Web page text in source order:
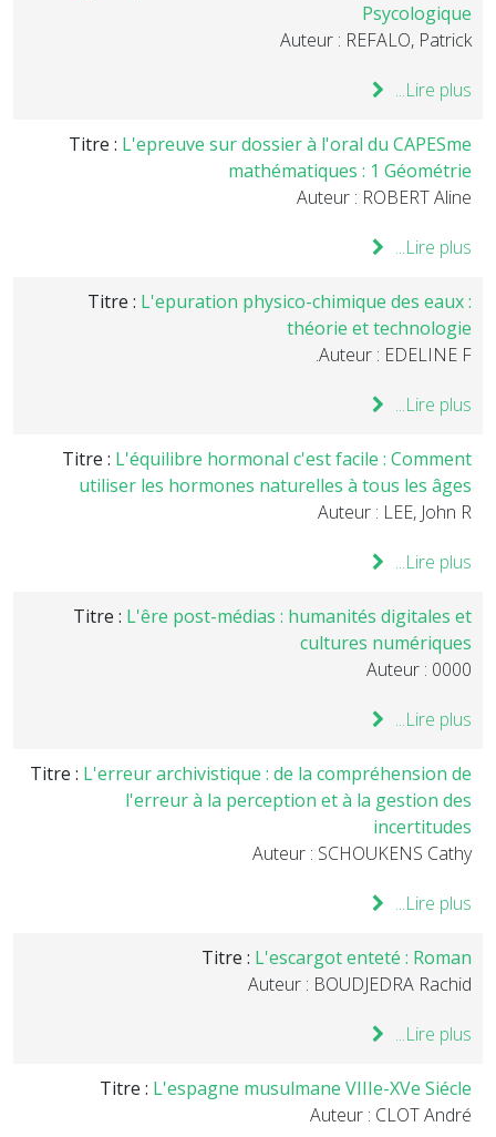
Psycologique
Auteur : REFALO, Patrick
Lire plus...
Titre : L'epreuve sur dossier à l'oral du CAPESme
mathématiques : 1 Géométrie
Auteur : ROBERT Aline
Lire plus...
Titre : L'epuration physico-chimique des eaux :
théorie et technologie
Auteur : EDELINE F.
Lire plus...
Titre : L'équilibre hormonal c'est facile : Comment
utiliser les hormones naturelles à tous les âges
Auteur : LEE, John R
Lire plus...
Titre : L'êre post-médias : humanités digitales et
cultures numériques
Auteur : 0000
Lire plus...
Titre : L'erreur archivistique : de la compréhension de
l'erreur à la perception et à la gestion des
incertitudes
Auteur : SCHOUKENS Cathy
Lire plus...
Titre : L'escargot enteté : Roman
Auteur : BOUDJEDRA Rachid
Lire plus...
Titre : L'espagne musulmane VIIIe-XVe Siécle
Auteur : CLOT André